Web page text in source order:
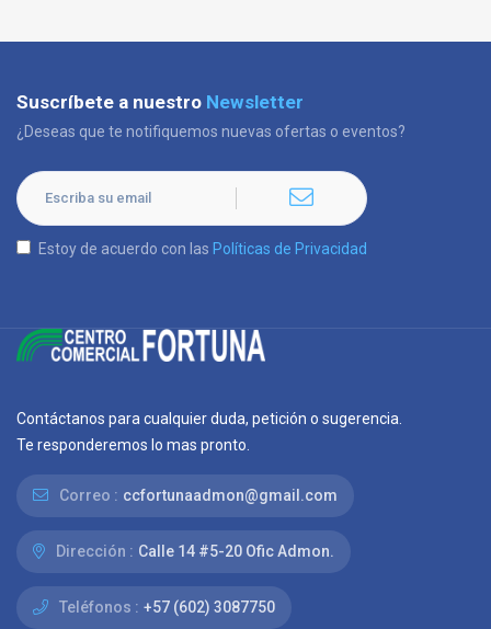
Suscríbete a nuestro Newsletter
¿Deseas que te notifiquemos nuevas ofertas o eventos?
Estoy de acuerdo con las Políticas de Privacidad
Contáctanos para cualquier duda, petición o sugerencia.
Te responderemos lo mas pronto.
Correo : ccfortunaadmon@gmail.com
Dirección : Calle 14 #5-20 Ofic Admon.
Teléfonos : +57 (602) 3087750